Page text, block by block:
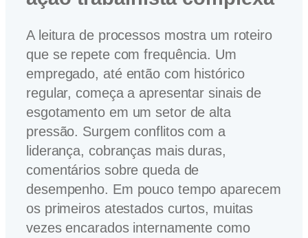
A leitura de processos mostra um roteiro
que se repete com frequência. Um
empregado, até então com histórico
regular, começa a apresentar sinais de
esgotamento em um setor de alta
pressão. Surgem conflitos com a
liderança, cobranças mais duras,
comentários sobre queda de
desempenho. Em pouco tempo aparecem
os primeiros atestados curtos, muitas
vezes encarados internamente como